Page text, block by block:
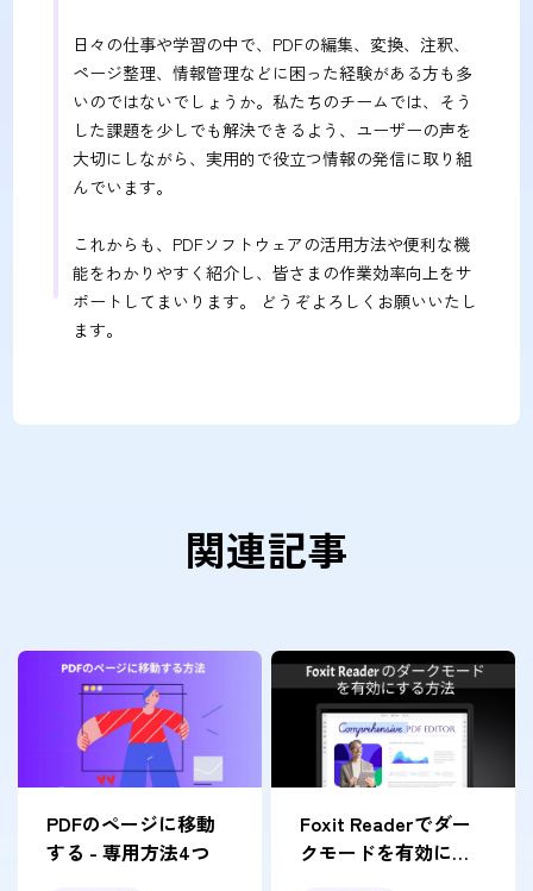
日々の仕事や学習の中で、PDFの編集、変換、注釈、
ページ整理、情報管理などに困った経験がある方も多
いのではないでしょうか。私たちのチームでは、そう
した課題を少しでも解決できるよう、ユーザーの声を
大切にしながら、実用的で役立つ情報の発信に取り組
んでいます。
これからも、PDFソフトウェアの活用方法や便利な機
能をわかりやすく紹介し、皆さまの作業効率向上をサ
ポートしてまいります。 どうぞよろしくお願いいたし
ます。
関連記事
PDFのページに移動
する - 専用方法4つ
Foxit Readerでダー
クモードを有効にす